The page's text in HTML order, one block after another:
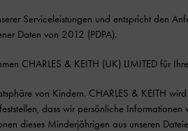
Serviceleistungen und entspricht den
Daten von 2012 (PDPA).
CHARLES & KEITH (UK) LIMITED für
von Kindern. CHARLES & KEITH
dass wir persönliche
dieses Minderjährigen aus unseren